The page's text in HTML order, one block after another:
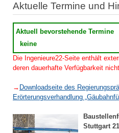
Aktuelle Termine und
Aktuell bevorstehende Termine
keine
Die Ingenieure22-Seite enthält
deren dauerhafte Verfügbarkeit
→ Downloadseite des
Erörterungsverhandlung
Stuttgart 21